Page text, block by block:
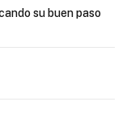
su buen paso